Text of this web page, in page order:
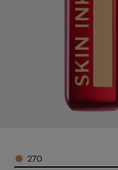
Color
270